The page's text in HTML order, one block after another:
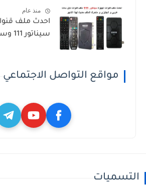
منذ عام
احدث ملف
سيناتور 111 وسيناتور 111 بلوتوث
مواقع التواصل الاجتماعي
التسميات